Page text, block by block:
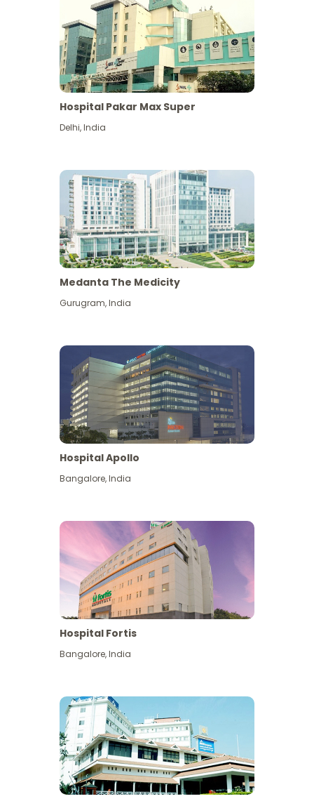
Hospital Pakar Max Super
Delhi,India
Medanta The Medicity
Gurugram,India
Hospital Apollo
Bangalore,India
Hospital Fortis
Bangalore,India